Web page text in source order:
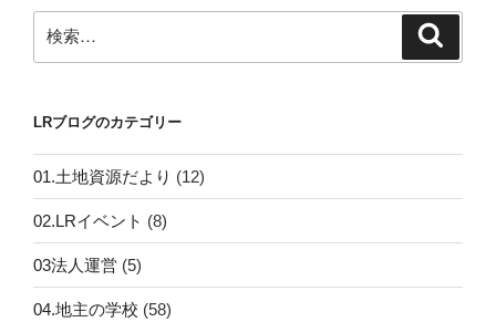
索:
LRブログのカテゴリー
01.土地資源だより (12)
02.LRイベント (8)
03法人運営 (5)
04.地主の学校 (58)